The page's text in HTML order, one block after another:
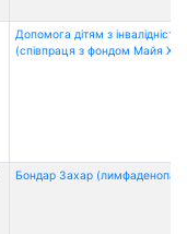
Допомога дітям з інвалідністю
(співпраця з фондом Майя
Бондар Захар